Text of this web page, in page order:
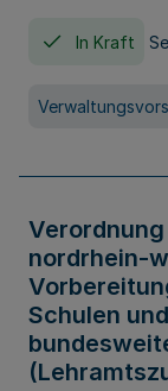
In Kraft
nordrhein-
Schulen